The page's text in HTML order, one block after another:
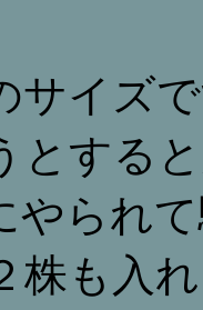
サイズ
とする
やられ
株も入